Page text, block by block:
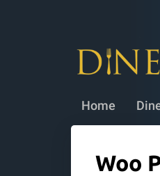
Home
Woo